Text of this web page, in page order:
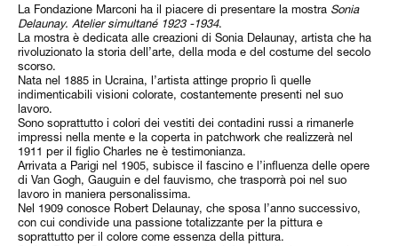
La Fondazione Marconi ha il piacere di presentare la mostra Sonia
Delaunay. Atelier simultané 1923 -1934.
La mostra è dedicata alle creazioni di Sonia Delaunay, artista che ha
rivoluzionato la storia dell’arte, della moda e del costume del secolo
scorso.
Nata nel 1885 in Ucraina, l’artista attinge proprio lì quelle
indimenticabili visioni colorate, costantemente presenti nel suo
lavoro.
Sono soprattutto i colori dei vestiti dei contadini russi a rimanerle
impressi nella mente e la coperta in patchwork che realizzerà nel
1911 per il figlio Charles ne è testimonianza.
Arrivata a Parigi nel 1905, subisce il fascino e l’influenza delle opere
di Van Gogh, Gauguin e del fauvismo, che trasporrà poi nel suo
lavoro in maniera personalissima.
Nel 1909 conosce Robert Delaunay, che sposa l’anno successivo,
con cui condivide una passione totalizzante per la pittura e
soprattutto per il colore come essenza della pittura.